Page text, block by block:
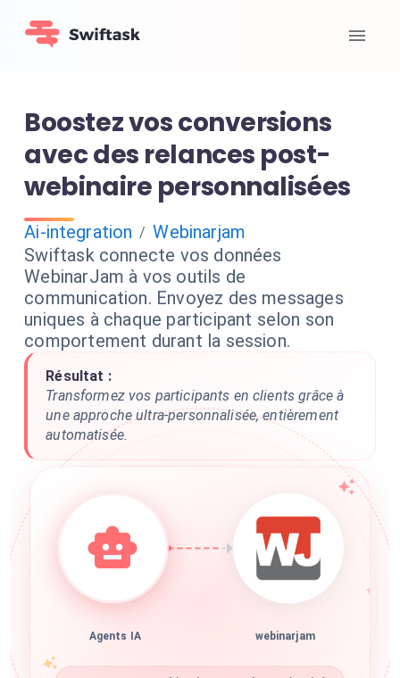
Boostez vos conversions
avec des relances post-
webinaire personnalisées
Ai-integration / Webinarjam
Swiftask connecte vos données
WebinarJam à vos outils de
communication. Envoyez des messages
uniques à chaque participant selon son
comportement durant la session.
Résultat :
Transformez vos participants en clients grâce à
une approche ultra-personnalisée, entièrement
automatisée.
Agents IA webinarjam